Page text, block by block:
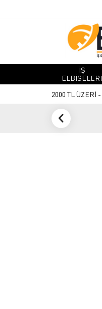
İŞ
ELBİSELERİ
2000 TL ÜZERİ -